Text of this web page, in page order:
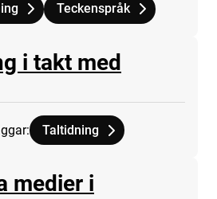
samhällsinformation
Tagg
Teckenspråk
tillhör
Tillgänglig
i takt med
: Tagg
Taltidning
tillhör
En taltidning i takt med tiden
medier i